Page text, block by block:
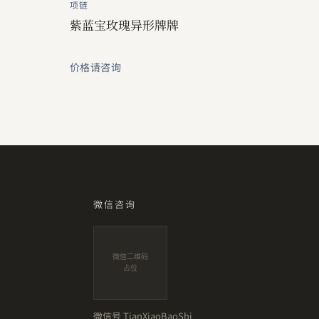
项链
紫蓝宝玫瑰异形牌牌
价格请咨询
微信咨询
微信二维码
占位
微信号 TianXiaoBaoShi